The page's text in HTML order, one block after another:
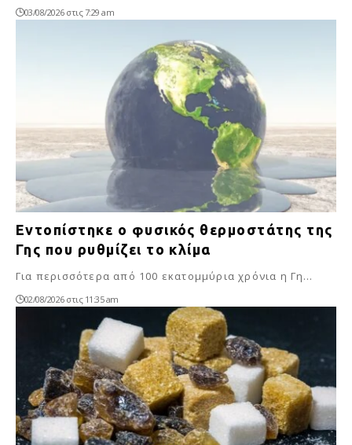
03/08/2026 στις 7:29 am
Εντοπίστηκε ο φυσικός θερμοστάτης της
Γης που ρυθμίζει το κλίμα
Για περισσότερα από 100 εκατομμύρια χρόνια η Γη…
02/08/2026 στις 11:35 am